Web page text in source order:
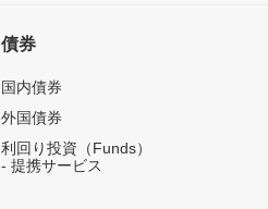
債券
国内債券
外国債券
利回り投資（Funds）
- 提携サービス